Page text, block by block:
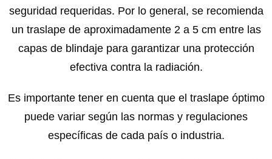
seguridad requeridas. Por lo general, se recomienda
un traslape de aproximadamente 2 a 5 cm entre las
capas de blindaje para garantizar una protección
efectiva contra la radiación.
Es importante tener en cuenta que el traslape óptimo
puede variar según las normas y regulaciones
específicas de cada país o industria.